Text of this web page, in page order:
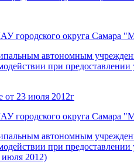
городского округа Самара
автономным
при
от 23 июля 2012г
городского округа
автономным
при
июля 2012)